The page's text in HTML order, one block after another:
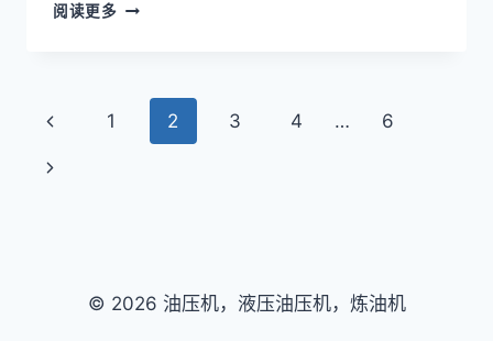
阅读更多
器
页
面
上
一
1 2 3 4 … 6
下
© 2026 油压机，液压油压机，炼油机